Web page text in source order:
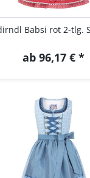
Babsi rot 2-tlg.
ab 96,17 € *